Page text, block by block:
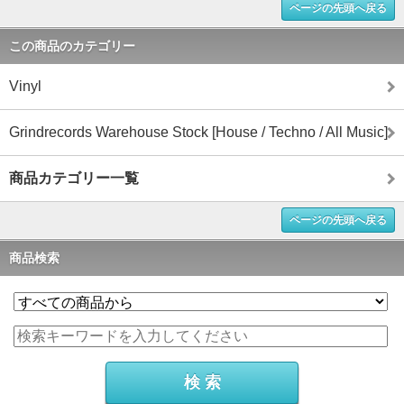
ページの先頭へ戻る
この商品のカテゴリー
Vinyl
Grindrecords Warehouse Stock [House / Techno / All Music]
商品カテゴリー一覧
ページの先頭へ戻る
商品検索